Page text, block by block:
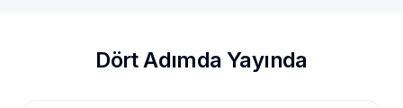
Dört Adımda Yayında